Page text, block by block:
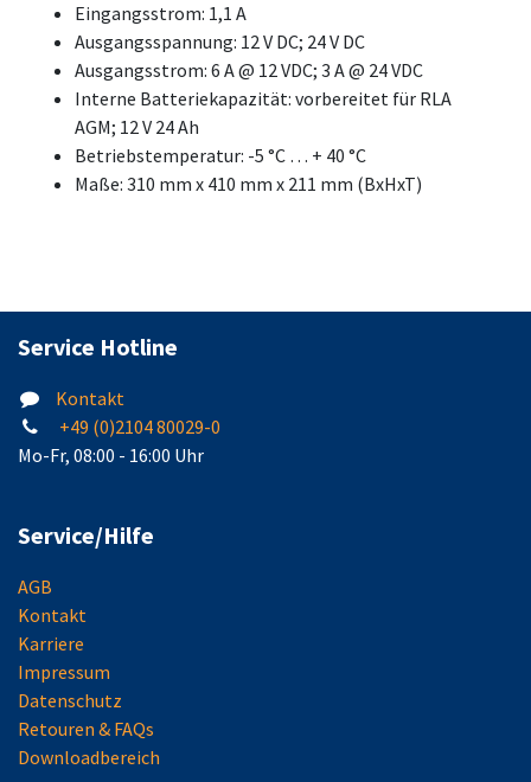
Eingangsstrom: 1,1 A
Ausgangsspannung: 12 V DC; 24 V DC
Ausgangsstrom: 6 A @ 12 VDC; 3 A @ 24 VDC
Interne Batteriekapazität: vorbereitet für RLA
AGM; 12 V 24 Ah
Betriebstemperatur: -5 °C … + 40 °C
Maße: 310 mm x 410 mm x 211 mm (BxHxT)
Service Hotline
Kontakt
+49 (0)2104 80029-0
Mo-Fr, 08:00 - 16:00 Uhr
Service/Hilfe
AGB
Kontakt
Karriere
Impressum
Datenschutz
Retouren & FAQs
Downloadbereich